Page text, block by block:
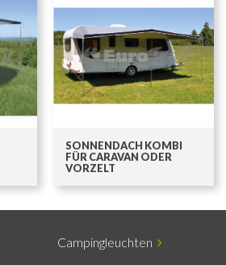
SONNENDACH KOMBI
FÜR CARAVAN ODER
VORZELT
Campingleuchten